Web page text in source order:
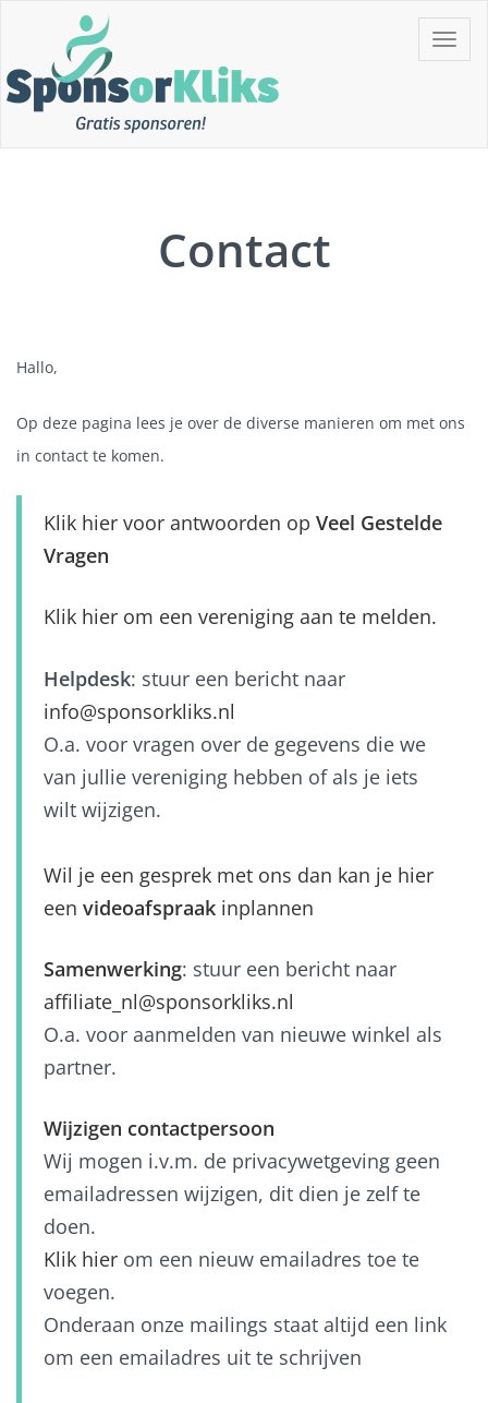
content
Toggle
Contact
Hallo,
Op deze pagina lees je over de diverse manieren om met ons
in contact te komen.
Klik hier voor antwoorden op Veel Gestelde
Vragen
Klik hier om een vereniging aan te melden.
Helpdesk: stuur een bericht naar
info@sponsorkliks.nl
O.a. voor vragen over de gegevens die we
van jullie vereniging hebben of als je iets
wilt wijzigen.
Wil je een gesprek met ons dan kan je hier
een videoafspraak inplannen
Samenwerking: stuur een bericht naar
affiliate_nl@sponsorkliks.nl
O.a. voor aanmelden van nieuwe winkel als
partner.
Wijzigen contactpersoon
Wij mogen i.v.m. de privacywetgeving geen
emailadressen wijzigen, dit dien je zelf te
doen.
Klik hier om een nieuw emailadres toe te
voegen.
Onderaan onze mailings staat altijd een link
om een emailadres uit te schrijven